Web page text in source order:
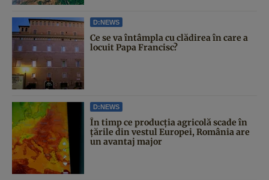
D:NEWS
Ce se va întâmpla cu clădirea în care a
locuit Papa Francisc?
D:NEWS
În timp ce producția agricolă scade în
țările din vestul Europei, România are
un avantaj major